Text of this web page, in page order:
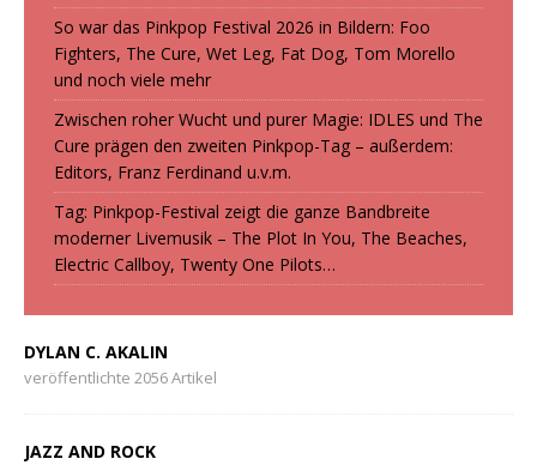
So war das Pinkpop Festival 2026 in Bildern: Foo
Fighters, The Cure, Wet Leg, Fat Dog, Tom Morello
und noch viele mehr
Zwischen roher Wucht und purer Magie: IDLES und The
Cure prägen den zweiten Pinkpop-Tag – außerdem:
Editors, Franz Ferdinand u.v.m.
Tag: Pinkpop-Festival zeigt die ganze Bandbreite
moderner Livemusik – The Plot In You, The Beaches,
Electric Callboy, Twenty One Pilots…
DYLAN C. AKALIN
veröffentlichte 2056 Artikel
JAZZ AND ROCK